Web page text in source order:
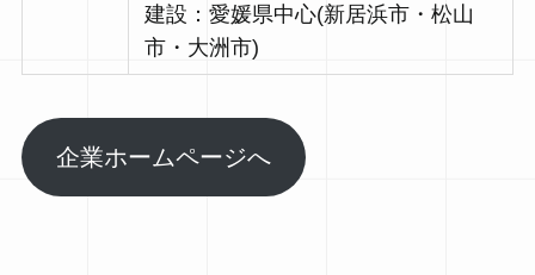
建設：愛媛県中心(新居浜市・松山
市・大洲市)
企業ホームページへ